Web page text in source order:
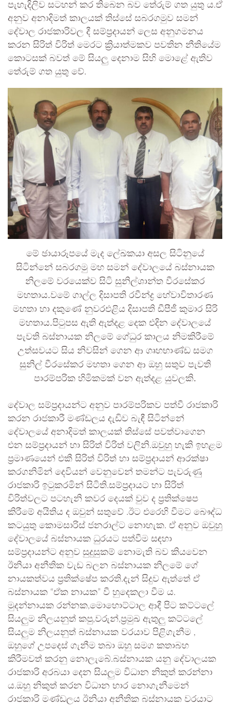
පැහැදිලිව සටහන් කර තිබෙන බව තේරුම් ගත යුතු ය.ඒ
අනුව අනාදිමත් කාලයක් තිස්සේ සබරගමුව සමන්
දේවාල රාජකාරිවල දී සම්ප්‍රදායන් ලෙස අනුගමනය
කරන සිරිත් විරිත් මෙරට ක්‍රියාත්මකව පවතින නීතියේම
කොටසක් බවත් මේ සියලු දෙනාම සිහි මොළේ ඇතිව
තේරුම් ගත යුතු වේ.
මේ ඡායාරූපයේ මැද ලේඛකයා අසල සිටිනුයේ
සිටින්නේ සබරගමු මහ සමන් දේවාලයේ බස්නායක
නිලමේ වරයෙක්ව සිටි සුනිල්ශාන්ත වීරසේකර
මහතාය.වමේ ගාල්ල දිසාපති රවීන්ද්‍ර හේවාවිතාරණ
මහතා හා දකුණේ නුවරඑළිය දිසාපති ඩීපීජී කුමාර සිරි
මහතාය.පිටුපස ඇති ඇත්දළ දෙක එදින දේවාලයේ
පැවති බස්නායක නිලමේ ගේධුර කාලය නිමකිරීමේ
උත්සවයට සිය නිවසින් ගෙන ආ ගෘහභාණ්ඩ සමග
සුනිල් වීරසේකර මහතා ගෙන ආ ඔහු සතුව පැවති
පාරම්පරික හිමිකමක් වන ඇත්දළ යුවලකි.
දේවාල සම්ප්‍රදායන්ට අනුව පාරම්පරිකව පත්වී රාජකාරි
කරන රාජකාරී මණ්ඩලය දැඩිව බැඳී සිටින්නේ
දේවාලයේ අනාදිමත් කාලයක් තිස්සේ පවත්වාගෙන
එන සම්ප්‍රදායන් හා සිරිත් විරිත් වලිනි.ඔවුහු හැකි ඉහළම
ප්‍රමාණයෙන් එකී සිරිත් විරිත් හා සම්ප්‍රදායන් ආරක්ෂා
කරගනිමින් දෙවියන් වෙනුවෙන් තමන්ට පැවරුණු
රාජකාරි ඉටුකරමින් සිටිති.සම්ප්‍රදායට හා සිරිත්
විරිත්වලට පටහැනි කවර දෙයක් වුව ද ප්‍රතික්ෂෙප
කිරීමේ අයිතිය ද ඔවුන් සතුවේ .ඊට එරෙහි වීමට බෞද්ධ
කටයුතු කොමසාරිස් ජනරාල්ට නොහැක. ඒ අනුව ඔවුහු
දේවාලයේ බස්නායක ධුරයට පත්වීම සඳහා
සම්ප්‍රදායන්ට අනුව සුදුසුකම් නොමැති බව කියවෙන
ඊනියා අනීතික වැඩ බලන බස්නායක නිලමේ ගේ
නායකත්වය ප්‍රතික්ෂේප කරති.දැන් සිදුව ඇත්තේ ඒ
බස්නායක “ඒක නායක” වී හුදෙකලා වීම ය.
මුදන්නායක රන්නක,මොහොට්ටාල ආදී පිට කට්ටලේ
සියලුම නිලයනුත් කපු,වරුන්,ප්‍රමුඛ ඇතුලු කට්ටලේ
සියලුම නිලයනුත් බස්නායක වරයාව පිළිගැනීම ,
ඔහුගේ උපදෙස් ගැනීම තබා ඔහු සමග කතාබහ
කිරීමවත් කරනු නොලැබේ.බස්නායක යනු දේවාලයක
රාජකාරි අරබයා දෙන සියලුම විධාන නිකුත් කරන්නා
ය.ඔහු නිකුත් කරන විධාන භාර නොගැනීමෙන්
රාජකාරි මණ්ඩලය ඊනියා අනීතික බස්නායක වරයාට